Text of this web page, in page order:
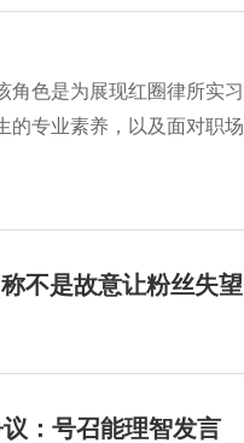
角色是为展现红圈律所实
专业素养，以及面对职
不是故意让粉丝失望
：号召能理智发言